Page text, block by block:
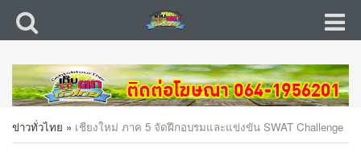
ข่าวทั่วไทย » เชียงใหม่ ภาค 5 จัดฝึกอบรมและแข่งขัน SWAT Challenge